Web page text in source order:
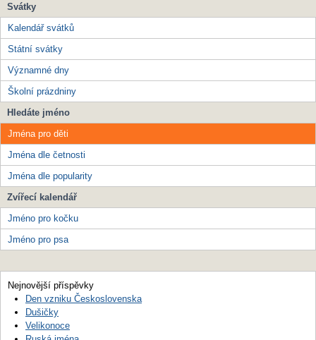
Svátky
Kalendář svátků
Státní svátky
Významné dny
Školní prázdniny
Hledáte jméno
Jména pro děti
Jména dle četnosti
Jména dle popularity
Zvířecí kalendář
Jméno pro kočku
Jméno pro psa
Nejnovější příspěvky
Den vzniku Československa
Dušičky
Velikonoce